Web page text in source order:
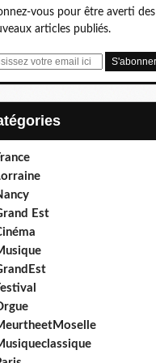
vous pour être averti des
articles publiés.
Est